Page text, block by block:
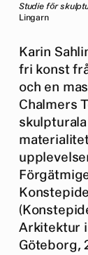
Studie för
Lingarn
Karin
fri konst
och en
Chalmers
Arkitektur
Göteborg,